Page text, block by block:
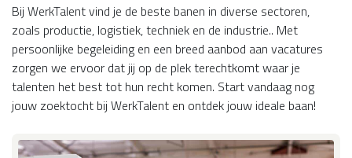
Bij WerkTalent vind je de beste banen in diverse sectoren,
zoals productie, logistiek, techniek en de industrie.. Met
persoonlijke begeleiding en een breed aanbod aan vacatures
zorgen we ervoor dat jij op de plek terechtkomt waar je
talenten het best tot hun recht komen. Start vandaag nog
jouw zoektocht bij WerkTalent en ontdek jouw ideale baan!